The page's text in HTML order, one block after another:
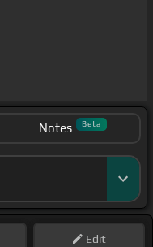
Notes Beta
Edit